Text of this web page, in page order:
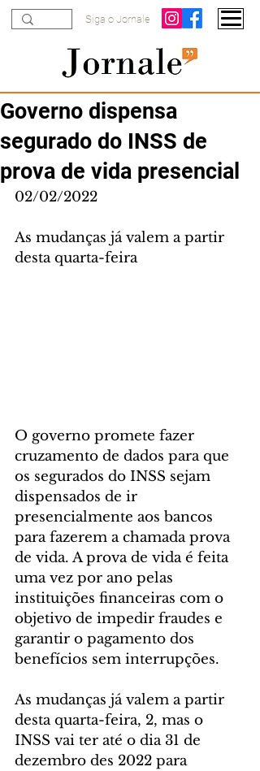
Siga o Jornale
Governo dispensa
segurado do INSS de
prova de vida presencial
02/02/2022
As mudanças já valem a partir
desta quarta-feira
O governo promete fazer
cruzamento de dados para que
os segurados do INSS sejam
dispensados de ir
presencialmente aos bancos
para fazerem a chamada prova
de vida. A prova de vida é feita
uma vez por ano pelas
instituições financeiras com o
objetivo de impedir fraudes e
garantir o pagamento dos
benefícios sem interrupções.
As mudanças já valem a partir
desta quarta-feira, 2, mas o
INSS vai ter até o dia 31 de
dezembro des 2022 para